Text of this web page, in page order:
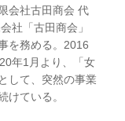
会社古田商会 代
社「古田商会」
を務める。2016
年1月より、「女
して、突然の事業
けている。